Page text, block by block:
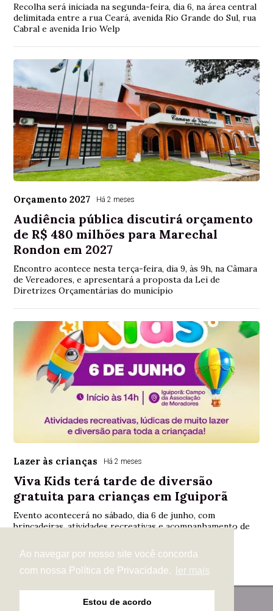
Ao navegar por nosso site você concorda
com nossa Política de Privacidade.
ler mais
Estou de acordo
Recolha será iniciada na segunda-feira, dia 6, na área central
delimitada entre a rua Ceará, avenida Rio Grande do Sul, rua
Cabral e avenida Irio Welp
Orçamento 2027 Há 2 meses
Audiência pública discutirá orçamento
de R$ 480 milhões para Marechal
Rondon em 2027
Encontro acontece nesta terça-feira, dia 9, às 9h, na Câmara
de Vereadores, e apresentará a proposta da Lei de
Diretrizes Orçamentárias do município
Lazer às crianças Há 2 meses
Viva Kids terá tarde de diversão
gratuita para crianças em Iguiporã
Evento acontecerá no sábado, dia 6 de junho, com
brincadeiras, atividades recreativas e acompanhamento de